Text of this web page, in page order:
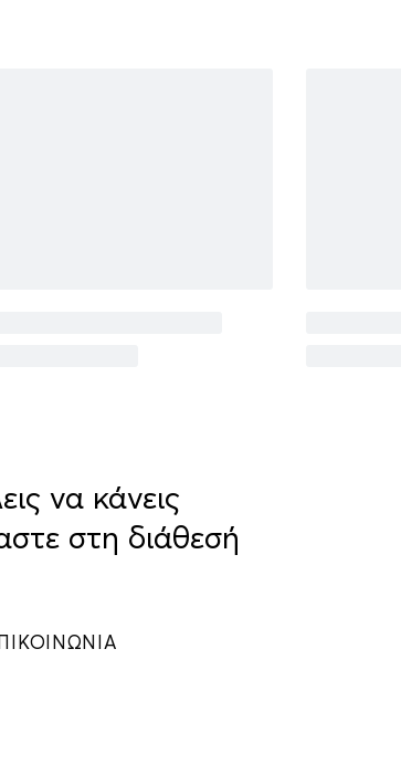
να κάνεις
στη διάθεσή